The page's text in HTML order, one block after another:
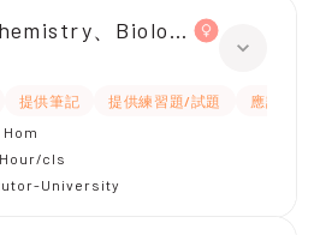
、Biology、Physics
提供筆記 提供練習題/試題
應試策略
cls
University